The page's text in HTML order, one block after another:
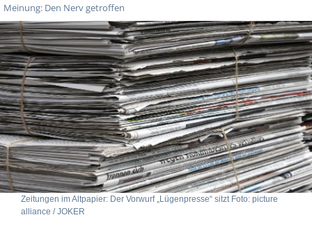
Meinung: Den Nerv getroffen
Zeitungen im Altpapier: Der Vorwurf „Lügenpresse“ sitzt Foto: picture
alliance / JOKER